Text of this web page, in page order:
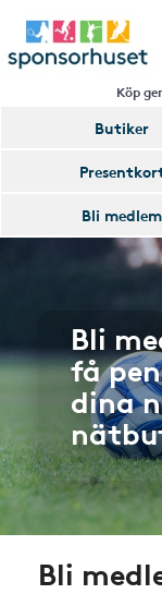
Köp
Butiker
Bli medlem
Bli
få
dina
Bli